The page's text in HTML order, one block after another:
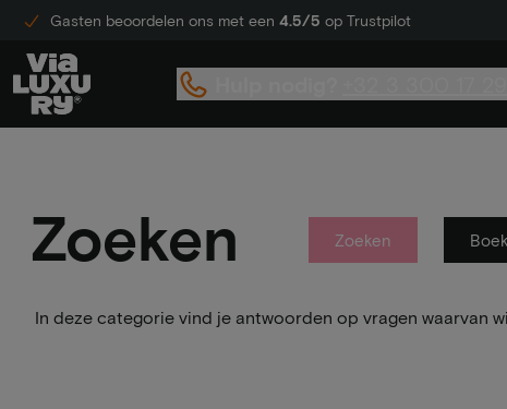
Gasten beoordelen ons met een 4.5/5 op Trustpilot
Zoeken Zoeken
In deze categorie vind je antwoorden op vragen waarvan